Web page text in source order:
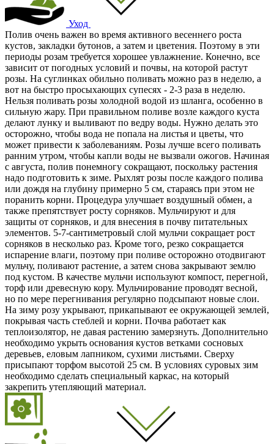
Уход
Полив очень важен во время активного весеннего роста
кустов, закладки бутонов, а затем и цветения. Поэтому в эти
периоды розам требуется хорошее увлажнение. Конечно, все
зависит от погодных условий и почвы, на которой растут
розы. На суглинках обильно поливать можно раз в неделю, а
вот на быстро просыхающих супесях - 2-3 раза в неделю.
Нельзя поливать розы холодной водой из шланга, особенно в
сильную жару. При правильном поливе возле каждого куста
делают лунку и выливают по ведру воды. Нужно делать это
осторожно, чтобы вода не попала на листья и цветы, что
может привести к заболеваниям. Розы лучше всего поливать
ранним утром, чтобы капли воды не вызвали ожогов. Начиная
с августа, полив понемногу сокращают, поскольку растения
надо подготовить к зиме. Рыхлят розы после каждого полива
или дождя на глубину примерно 5 см, стараясь при этом не
поранить корни. Процедура улучшает воздушный обмен, а
также препятствует росту сорняков. Мульчируют и для
защиты от сорняков, и для внесения в почву питательных
элементов. 5-7-сантиметровый слой мульчи сокращает рост
сорняков в несколько раз. Кроме того, резко сокращается
испарение влаги, поэтому при поливе осторожно отодвигают
мульчу, поливают растение, а затем снова закрывают землю
под кустом. В качестве мульчи используют компост, перегной,
торф или древесную кору. Мульчирование проводят весной,
но по мере перегнивания регулярно подсыпают новые слои.
На зиму розу укрывают, прикапывают ее окружающей землей,
покрывая часть стеблей и корни. Почва работает как
теплоизолятор, не давая растению замерзнуть. Дополнительно
необходимо укрыть основания кустов ветками сосновых
деревьев, еловым лапником, сухими листьями. Сверху
присыпают торфом высотой 25 см. В условиях суровых зим
необходимо сделать специальный каркас, на который
закрепить утепляющий материал.